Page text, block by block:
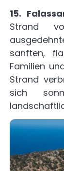
15.
Strand
sanften,
Familien
Strand
sich